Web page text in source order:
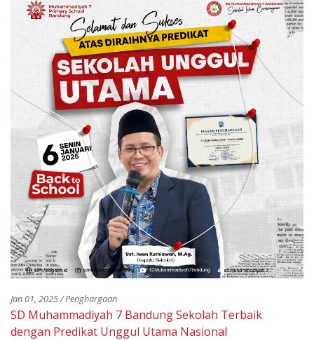
Jan 01, 2025 / Penghargaan
SD Muhammadiyah 7 Bandung Sekolah Terbaik
dengan Predikat Unggul Utama Nasional